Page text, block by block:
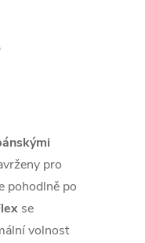
pro
pohodlně po
se
volnost